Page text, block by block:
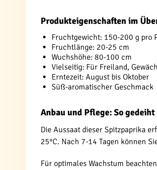
Produkteigenschaften im
Fruchtgewicht: 150-200 g pro
Fruchtlänge: 20-25 cm
Wuchshöhe: 80-100 cm
Vielseitig: Für Freiland,
Erntezeit: August bis Oktober
Süß-aromatischer Geschmack
Anbau und Pflege: So
Die Aussaat dieser Spitzpaprika
25°C. Nach 7-14 Tagen können
Für optimales Wachstum